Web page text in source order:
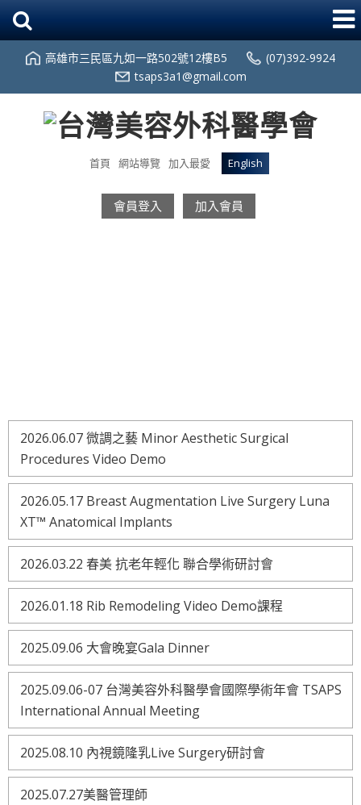
高雄市三民區九如一路502號12樓B5
(07)392-9924
tsaps3a1@gmail.com
首頁 網站導覽 加入最愛 English
會員登入 加入會員
2026.06.07 微調之藝 Minor Aesthetic Surgical
Procedures Video Demo
2026.05.17 Breast Augmentation Live Surgery Luna
XT™ Anatomical Implants
2026.03.22 春美 抗老年輕化 聯合學術研討會
2026.01.18 Rib Remodeling Video Demo課程
2025.09.06 大會晚宴Gala Dinner
2025.09.06-07 台灣美容外科醫學會國際學術年會 TSAPS
International Annual Meeting
2025.08.10 內視鏡隆乳Live Surgery研討會
2025.07.27美醫管理師